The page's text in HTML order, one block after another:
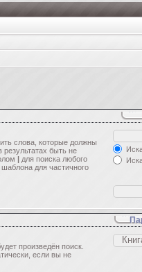
слова, которые должны
результатах быть не
| для поиска любого
шаблона для частичного
произведён поиск.
если вы не